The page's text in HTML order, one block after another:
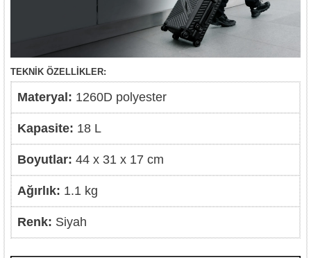
TEKNİK ÖZELLİKLER:
Materyal: 1260D polyester
Kapasite: 18 L
Boyutlar: 44 x 31 x 17 cm
Ağırlık: 1.1 kg
Renk: Siyah